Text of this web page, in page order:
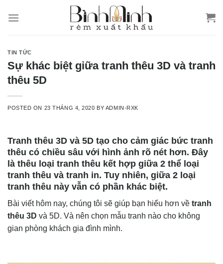
TIN TỨC
Sự khác biệt giữa tranh thêu 3D và tranh
thêu 5D
POSTED ON 23 THÁNG 4, 2020 BY ADMIN-RXK
Tranh thêu 3D và 5D tạo cho cảm giác bức tranh
thêu có chiều sâu với hình ảnh rõ nét hơn. Đây
là thêu loại tranh thêu kết hợp giữa 2 thể loại
tranh thêu và tranh in. Tuy nhiên, giữa 2 loại
tranh thêu này vẫn có phần khác biệt.
Bài viết hôm nay, chúng tôi sẽ giúp bạn hiểu hơn về tranh
thêu 3D và 5D. Và nên chọn mẫu tranh nào cho không
gian phòng khách gia đình mình.